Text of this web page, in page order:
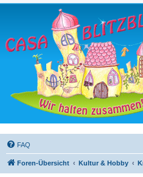
FAQ
Foren-Übersicht Kultur & Hobby